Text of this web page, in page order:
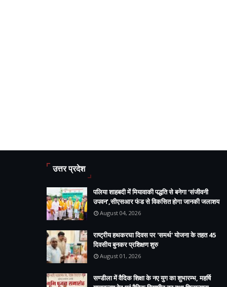
उत्तर प्रदेश
पलिया शाहबदी में मियावाकी पद्धति से बनेगा ‘संजीवनी
उपवन’,सीएसआर फंड से विकसित होगा जानकी जलाशय
August 04, 2026
राष्ट्रीय हथकरघा दिवस पर 'समर्थ' योजना के तहत 45
दिवसीय बुनकर प्रशिक्षण शुरु
August 01, 2026
सण्डीला में वैदिक शिक्षा के नए युग का शुभारम्भ, महर्षि